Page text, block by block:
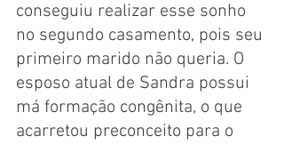
conseguiu realizar esse sonho
no segundo casamento, pois seu
primeiro marido não queria. O
esposo atual de Sandra possui
má formação congênita, o que
acarretou preconceito para o